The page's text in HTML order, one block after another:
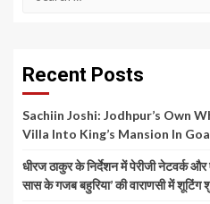
Recent Posts
Sachiin Joshi: Jodhpur’s Own
Villa Into King’s Mansion In Goa
धीरज ठाकुर के निर्देशन में पेरीजी नेटवर्क
सास के गजब बहुरिया’ की वाराणसी में शूटिंग